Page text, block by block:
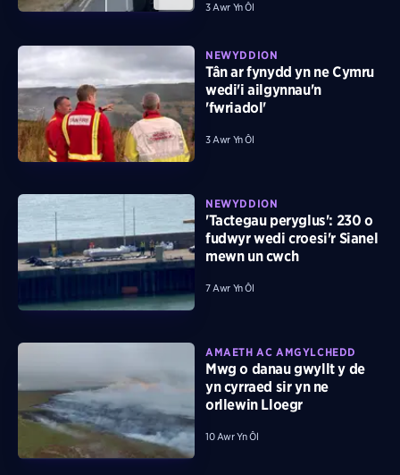
3 Awr Yn Ôl
NEWYDDION
Tân ar fynydd yn ne Cymru
wedi'i ailgynnau'n
'fwriadol'
3 Awr Yn Ôl
NEWYDDION
'Tactegau peryglus': 230 o
fudwyr wedi croesi'r Sianel
mewn un cwch
7 Awr Yn Ôl
AMAETH AC AMGYLCHEDD
Mwg o danau gwyllt y de
yn cyrraed sir yn ne
orllewin Lloegr
10 Awr Yn Ôl